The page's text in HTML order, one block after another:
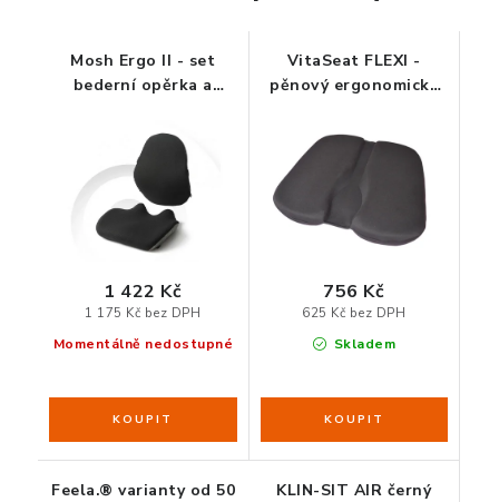
ČISTIČKY VZDUCHU
O nákupu Reklamace, výměna a vrácení
Showroom
Naše realizace, inspirace a návody
Kontakty
Mosh Ergo II - set
bederní opěrka a
židli
Momentálně nedostupné
1 175 Kč bez DPH
1 422 Kč
VitaSeat FLEXI -
pěnový ergonomický
Skladem
625 Kč bez DPH
756 Kč
Feela.® varianty od 50
KLIN-SIT AIR černý